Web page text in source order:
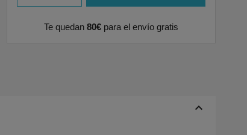
Te quedan 80€para el envío gratis
keyboard_arrow_up